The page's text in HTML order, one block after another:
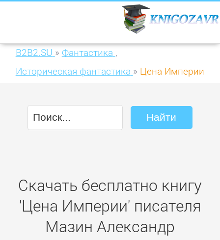
B2B2.SU » Фантастика ,
Историческая фантастика » Цена Империи
Скачать бесплатно книгу
'Цена Империи' писателя
Мазин Александр